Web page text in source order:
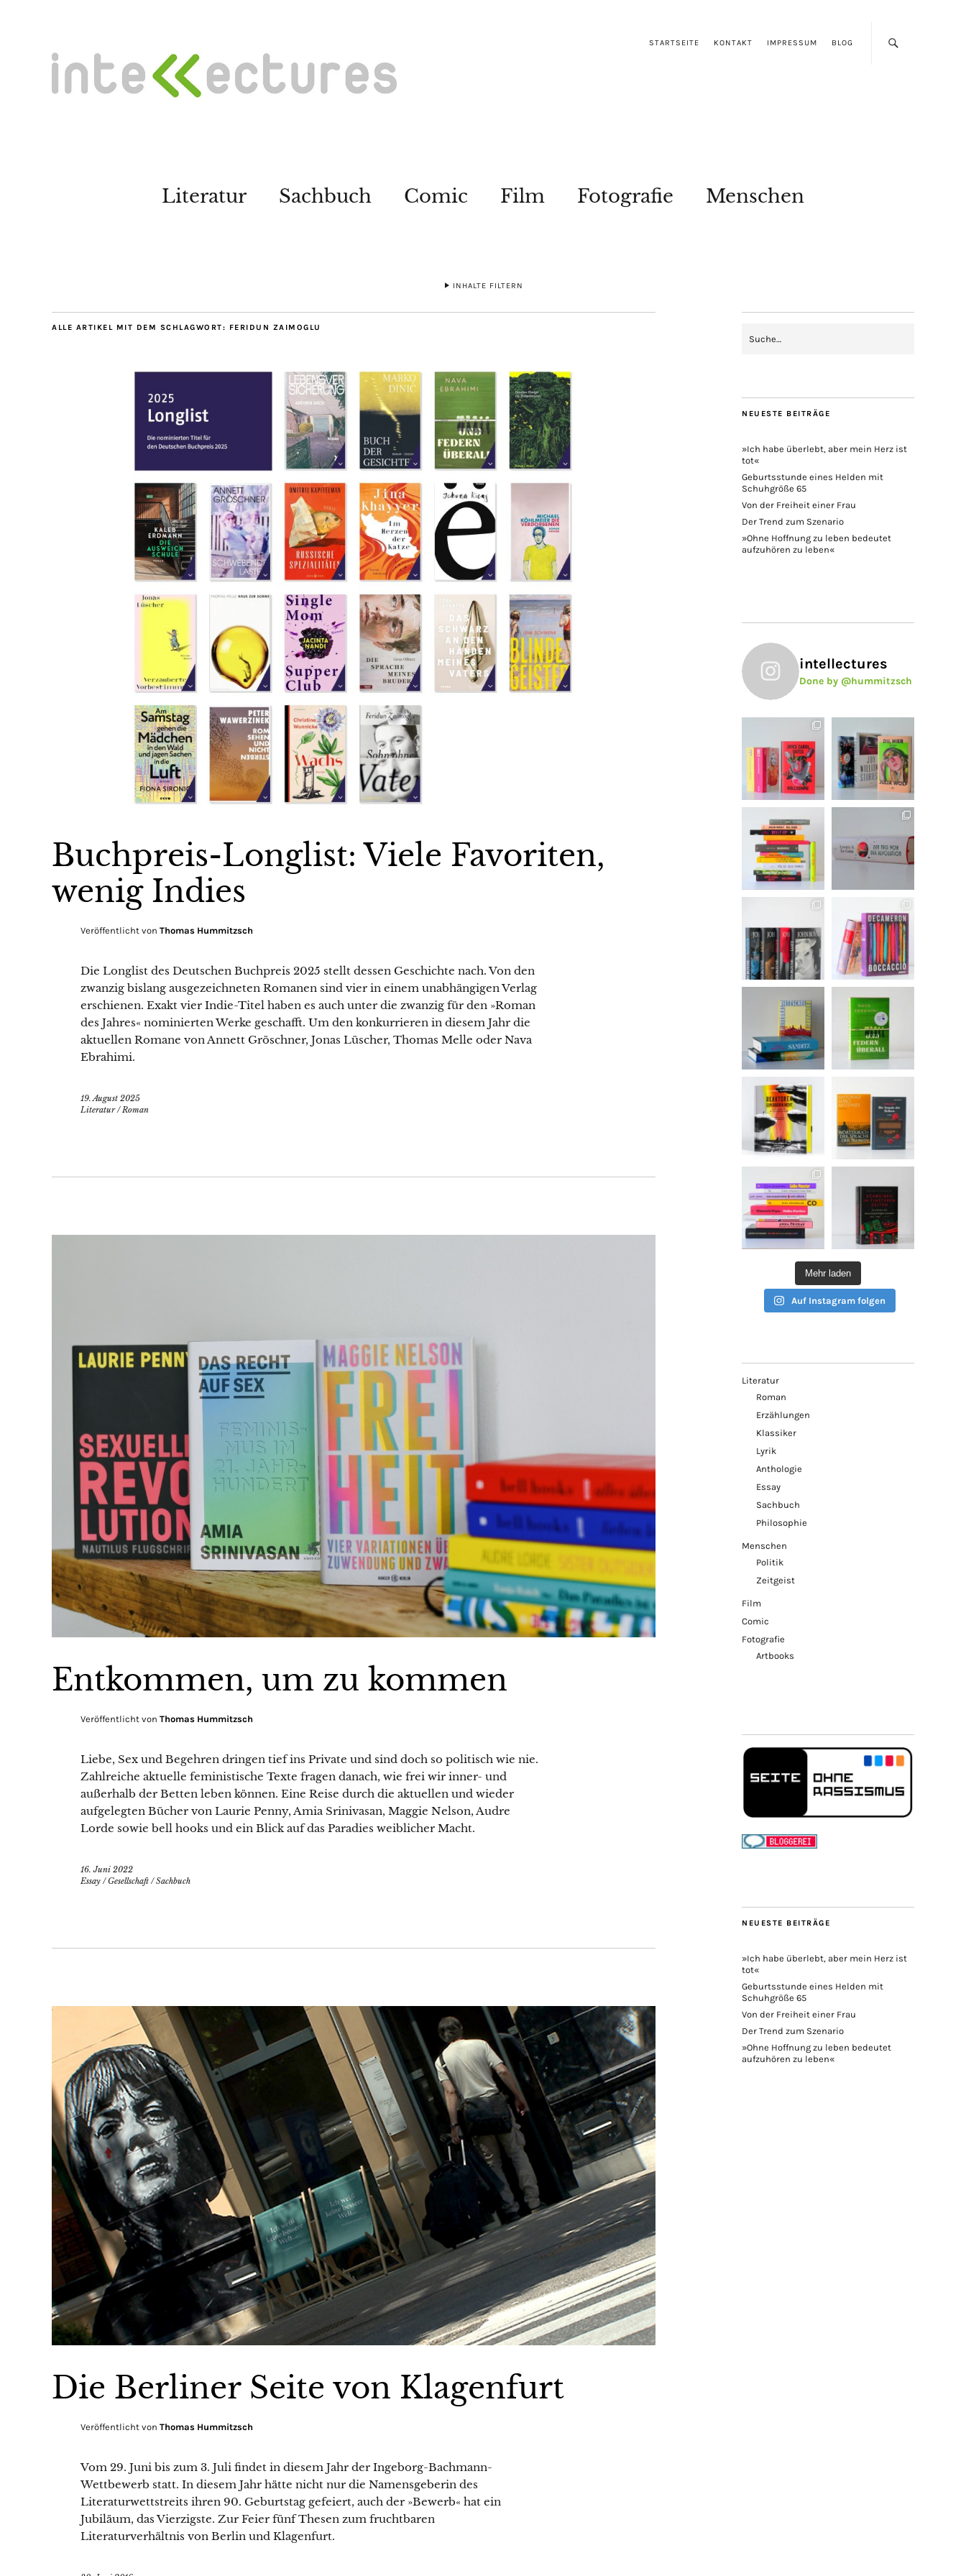
STARTSEITE KONTAKT IMPRESSUM BLOG
Literatur Sachbuch Comic Film Fotografie Menschen
INHALTE FILTERN
ALLE ARTIKEL MIT DEM SCHLAGWORT: FERIDUN ZAIMOGLU
Buchpreis-Longlist: Viele Favoriten,
wenig Indies
Veröffentlicht von Thomas Hummitzsch
Die Longlist des Deutschen Buchpreis 2025 stellt dessen Geschichte nach. Von den
zwanzig bislang ausgezeichneten Romanen sind vier in einem unabhängigen Verlag
erschienen. Exakt vier Indie-Titel haben es auch unter die zwanzig für den »Roman
des Jahres« nominierten Werke geschafft. Um den konkurrieren in diesem Jahr die
aktuellen Romane von Annett Gröschner, Jonas Lüscher, Thomas Melle oder Nava
Ebrahimi.
19. August 2025
Literatur/ Roman
Entkommen, um zu kommen
Veröffentlicht von Thomas Hummitzsch
Liebe, Sex und Begehren dringen tief ins Private und sind doch so politisch wie nie.
Zahlreiche aktuelle feministische Texte fragen danach, wie frei wir inner- und
außerhalb der Betten leben können. Eine Reise durch die aktuellen und wieder
aufgelegten Bücher von Laurie Penny, Amia Srinivasan, Maggie Nelson, Audre
Lorde sowie bell hooks und ein Blick auf das Paradies weiblicher Macht.
16. Juni 2022
Essay /Gesellschaft /Sachbuch
Die Berliner Seite von Klagenfurt
Veröffentlicht von Thomas Hummitzsch
Vom 29. Juni bis zum 3. Juli findet in diesem Jahr der Ingeborg-Bachmann-
Wettbewerb statt. In diesem Jahr hätte nicht nur die Namensgeberin des
Literaturwettstreits ihren 90. Geburtstag gefeiert, auch der »Bewerb« hat ein
Jubiläum, das Vierzigste. Zur Feier fünf Thesen zum fruchtbaren
Literaturverhältnis von Berlin und Klagenfurt.
NEUESTE BEITRÄGE
»Ich habe überlebt, aber mein Herz ist
tot«
Geburtsstunde eines Helden mit
Schuhgröße 65
Von der Freiheit einer Frau
Der Trend zum Szenario
»Ohne Hoffnung zu leben bedeutet
aufzuhören zu leben«
intellectures
Done by @hummitzsch
Mehr laden
Auf Instagram folgen
Literatur
Roman
Erzählungen
Klassiker
Lyrik
Anthologie
Essay
Sachbuch
Philosophie
Menschen
Politik
Zeitgeist
Film
Comic
Fotografie
Artbooks
NEUESTE BEITRÄGE
»Ich habe überlebt, aber mein Herz ist
tot«
Geburtsstunde eines Helden mit
Schuhgröße 65
Von der Freiheit einer Frau
Der Trend zum Szenario
»Ohne Hoffnung zu leben bedeutet
aufzuhören zu leben«